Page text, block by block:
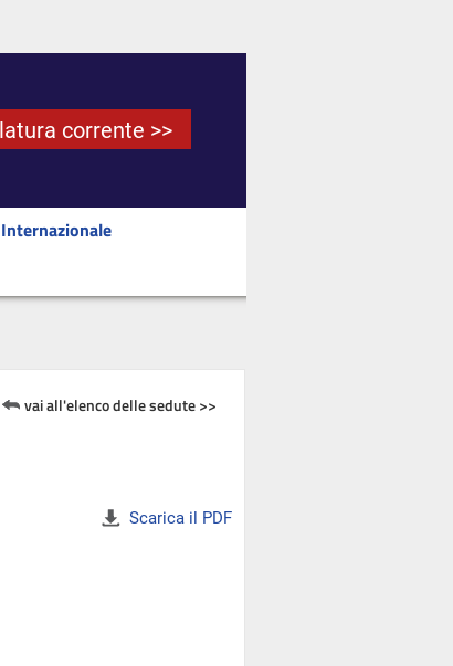
corrente >>
Internazionale
vai all'elenco delle sedute >>
Scarica il PDF